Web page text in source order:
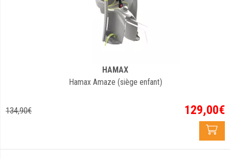
HAMAX
Hamax Amaze (siège enfant)
134,90€ 129,00€